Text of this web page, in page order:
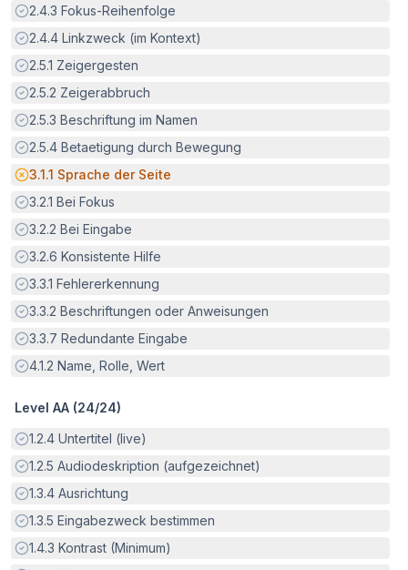
Erfüllt:
2.4.3 Fokus-Reihenfolge
Erfüllt:
2.4.4 Linkzweck (im Kontext)
Erfüllt:
2.5.1 Zeigergesten
Erfüllt:
2.5.2 Zeigerabbruch
Erfüllt:
2.5.3 Beschriftung im Namen
Erfüllt:
2.5.4 Betaetigung durch Bewegung
Potenzielle Barriere:
3.1.1 Sprache der Seite
Erfüllt:
3.2.1 Bei Fokus
Erfüllt:
3.2.2 Bei Eingabe
Erfüllt:
3.2.6 Konsistente Hilfe
Erfüllt:
3.3.1 Fehlererkennung
Erfüllt:
3.3.2 Beschriftungen oder Anweisungen
Erfüllt:
3.3.7 Redundante Eingabe
Erfüllt:
4.1.2 Name, Rolle, Wert
Level AA (24/24)
Erfüllt:
1.2.4 Untertitel (live)
Erfüllt:
1.2.5 Audiodeskription (aufgezeichnet)
Erfüllt:
1.3.4 Ausrichtung
Erfüllt:
1.3.5 Eingabezweck bestimmen
Erfüllt:
1.4.3 Kontrast (Minimum)